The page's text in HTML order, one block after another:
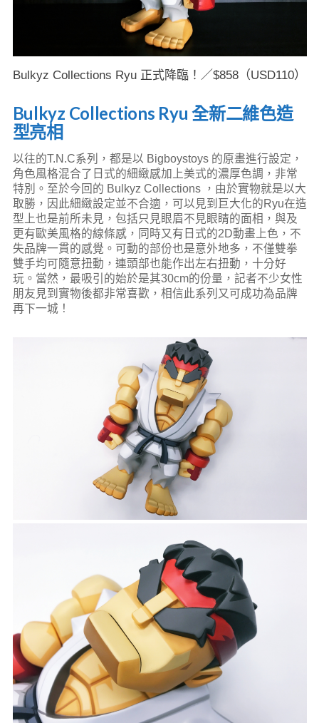
Bulkyz Collections Ryu 正式降臨！／$858（USD110）
Bulkyz Collections Ryu 全新二維色造
型亮相
以往的T.N.C系列，都是以 Bigboystoys 的原畫進行設定，
角色風格混合了日式的細緻感加上美式的濃厚色調，非常
特別。至於今回的 Bulkyz Collections ，由於實物就是以大
取勝，因此細緻設定並不合適，可以見到巨大化的Ryu在造
型上也是前所未見，包括只見眼眉不見眼睛的面相，與及
更有歐美風格的線條感，同時又有日式的2D動畫上色，不
失品牌一貫的感覺。可動的部份也是意外地多，不僅雙拳
雙手均可隨意扭動，連頭部也能作出左右扭動，十分好
玩。當然，最吸引的始於是其30cm的份量，記者不少女性
朋友見到實物後都非常喜歡，相信此系列又可成功為品牌
再下一城！